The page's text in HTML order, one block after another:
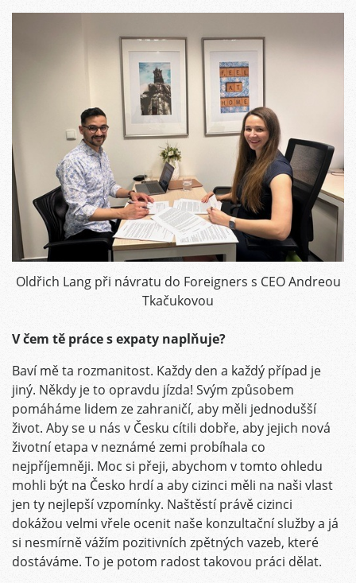
Oldřich Lang při návratu do Foreigners s CEO Andreou
Tkačukovou
V čem tě práce s expaty naplňuje?
Baví mě ta rozmanitost. Každy den a každý případ je
jiný. Někdy je to opravdu jízda! Svým způsobem
pomáháme lidem ze zahraničí, aby měli jednodušší
život. Aby se u nás v Česku cítili dobře, aby jejich nová
životní etapa v neznámé zemi probíhala co
nejpříjemněji. Moc si přeji, abychom v tomto ohledu
mohli být na Česko hrdí a aby cizinci měli na naši vlast
jen ty nejlepší vzpomínky. Naštěstí právě cizinci
dokážou velmi vřele ocenit naše konzultační služby a já
si nesmírně vážím pozitivních zpětných vazeb, které
dostáváme. To je potom radost takovou práci dělat.